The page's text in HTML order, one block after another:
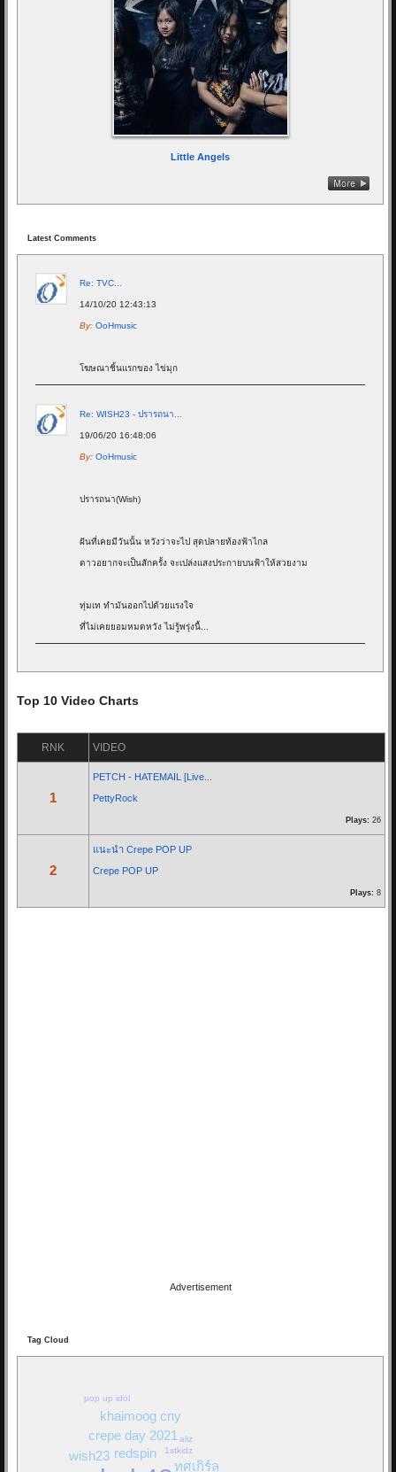
Little Angels
Latest Comments
Re: TVC...
14/10/20 12:43:13
By: OoHmusic
โฆษณาชิ้นแรกของ ไข่มุก
Re: WISH23 - ปรารถนา...
19/06/20 16:48:06
By: OoHmusic
ปรารถนา(Wish)
ฝันที่เคยมีวันนั้น หวังว่าจะไป สุดปลายท้องฟ้าไกล
ดาวอยากจะเป็นสักครั้ง จะเปล่งแสงประกายบนฟ้าให้สวยงาม
ทุ่มเท ทำมันออกไปด้วยแรงใจ
ที่ไม่เคยยอมหมดหวัง ไม่รู้พรุ่งนี้...
Re: Goodnight - ALIZ...
Re: ฟ้าหลังฝน - Nine...
OoHmusic
เธอจะคิดถึงฉันบ้างไหมคนดี
Re: วินาที Stang BNK48
25/11/18 08:21:12
Top 10 Video Charts
RNK VIDEO
1
PETCH - HATEMAIL [Live...
PettyRock
Plays: 26
2
แนะนำ Crepe POP UP
Crepe POP UP
Plays: 8
Advertisement
Tag Cloud
redspin
crepe day 2021
ทศเกิร์ล
wish23
khaimoog cny
1stkidz
pop up idol
aliz